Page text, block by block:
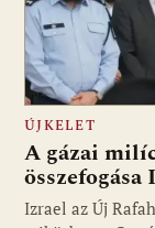
ÚJKELET
A gázai
Izrael az Új